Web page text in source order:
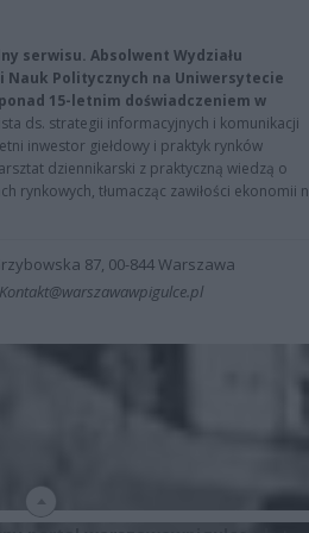
serwisu. Absolwent Wydziału
Nauk Politycznych na Uniwersytecie
15-letnim doświadczeniem w
ds. strategii informacyjnych i komunikacji
inwestor giełdowy i praktyk rynków
dziennikarski z praktyczną wiedzą o
rynkowych, tłumacząc zawiłości ekonomii
87, 00-844 Warszawa